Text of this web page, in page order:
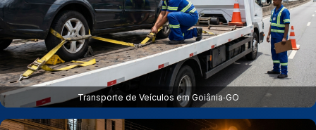
Transporte de Veículos em Goiânia‑GO